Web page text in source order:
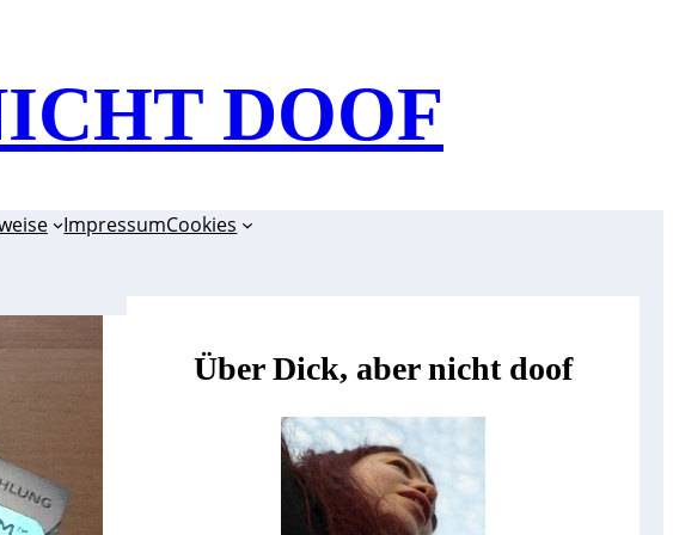
DOOF
ImpressumCookies
Über Dick, aber nicht doof